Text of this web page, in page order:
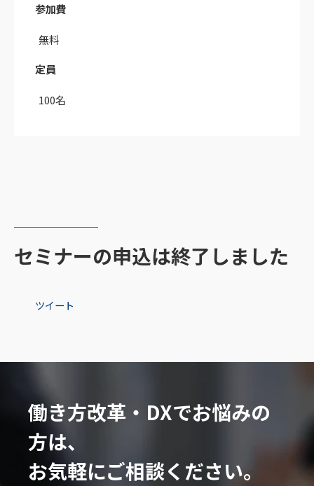
参加費
無料
定員
100名
セミナーの申込は終了しました
ツイート
働き方改革・DXでお悩みの
方は、
お気軽にご相談ください。